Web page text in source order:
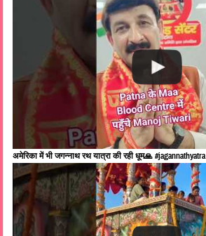
अमेरिका में भी जगन्नाथ रथ यात्रा की रही धूम🙏 #jagannathyatra